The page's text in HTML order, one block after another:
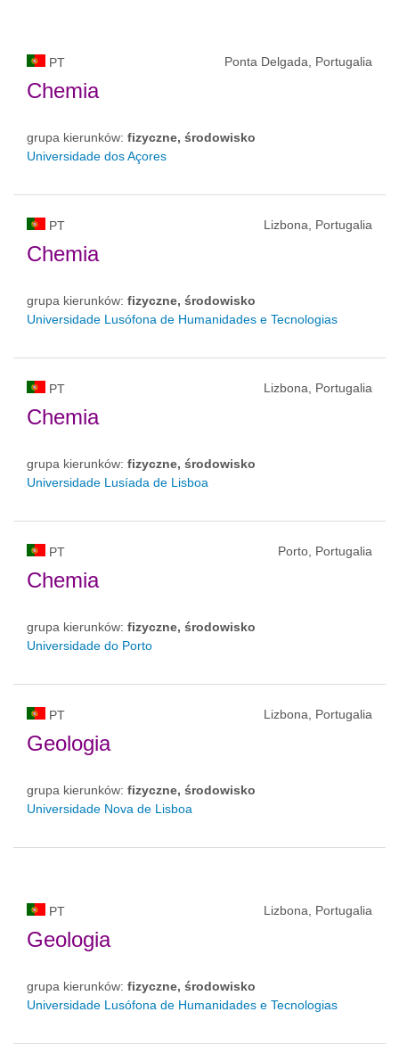
PT Ponta Delgada, Portugalia
Chemia
grupa kierunków: fizyczne, środowisko
Universidade dos Açores
PT Lizbona, Portugalia
Chemia
grupa kierunków: fizyczne, środowisko
Universidade Lusófona de Humanidades e Tecnologias
PT Lizbona, Portugalia
Chemia
grupa kierunków: fizyczne, środowisko
Universidade Lusíada de Lisboa
PT Porto, Portugalia
Chemia
grupa kierunków: fizyczne, środowisko
Universidade do Porto
PT Lizbona, Portugalia
Geologia
grupa kierunków: fizyczne, środowisko
Universidade Nova de Lisboa
PT Lizbona, Portugalia
Geologia
grupa kierunków: fizyczne, środowisko
Universidade Lusófona de Humanidades e Tecnologias